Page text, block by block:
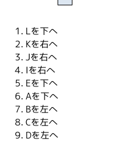
Lを下へ
Kを右へ
Jを右へ
Iを右へ
Eを下へ
Aを下へ
Bを左へ
Cを左へ
Dを左へ